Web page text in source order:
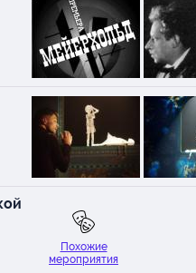
Похожие
мероприятия